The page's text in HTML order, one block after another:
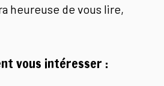
heureuse de vous lire,
vous intéresser :